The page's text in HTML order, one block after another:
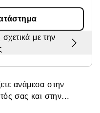
με την
ανάμεσα στην
σας και στην
Τώρα, μπορείτε να